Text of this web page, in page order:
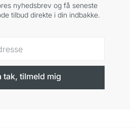
nyhedsbrev og få seneste
tilbud direkte i din indbakke.
tak, tilmeld mig